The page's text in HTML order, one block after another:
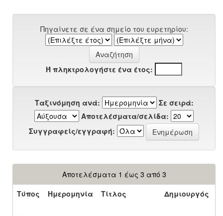
Πηγαίνετε σε ένα σημείο του ευρετηρίου:
Ή πληκτρολογήστε ένα έτος:
Ταξινόμηση ανά:
Σε σειρά:
Αποτελέσματα/σελίδα:
Συγγραφείς/εγγραφή:
Αποτελέσματα 1 έως 3 από 3
Τύπος
Ημερομηνία Τίτλος Δημιουργός